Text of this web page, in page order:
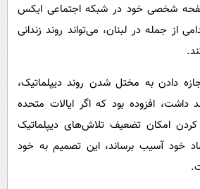
شخصی خود در شبکه اجتماعی ایکس
از جمله در لبنان، می‌تواند روند زندانی
دادن به مختل شدن روند دیپلماتیک،
داشت، افزوده بود که اگر ایالات متحده
کردن امکان تضعیف تلاش‌های دیپلماتیک
خود آسیب برساند، این تصمیم به خود